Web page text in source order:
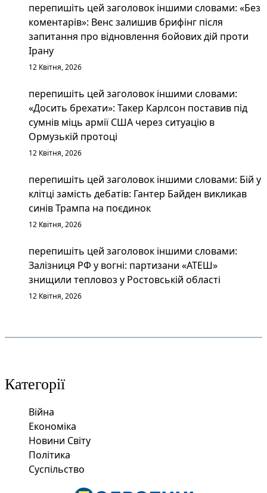
перепишіть цей заголовок іншими словами: «Без
коментарів»: Венс залишив брифінг після
запитання про відновлення бойових дій проти
Ірану
12 Квітня, 2026
перепишіть цей заголовок іншими словами:
«Досить брехати»: Такер Карлсон поставив під
сумнів міць армії США через ситуацію в
Ормузькій протоці
12 Квітня, 2026
перепишіть цей заголовок іншими словами: Бій у
клітці замість дебатів: Гантер Байден викликав
синів Трампа на поєдинок
12 Квітня, 2026
перепишіть цей заголовок іншими словами:
Залізниця РФ у вогні: партизани «АТЕШ»
знищили тепловоз у Ростовській області
12 Квітня, 2026
Категорії
Війна
Економіка
Новини Світу
Політика
Суспільство